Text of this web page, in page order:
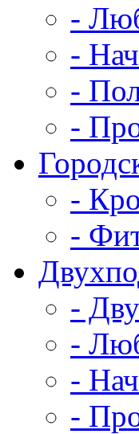
-
-
-
-
-
-
-
-
-
-